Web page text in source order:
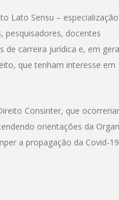
Lato Sensu –
pesquisadores, docentes
de carreira jurídica e, em
que tenham interesse em
Consinter, que
orientações da
a propagação da Covid-